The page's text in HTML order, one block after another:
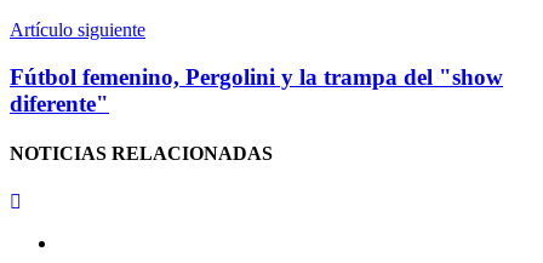
Artículo siguiente
Fútbol femenino, Pergolini y la trampa del "show
diferente"
NOTICIAS RELACIONADAS